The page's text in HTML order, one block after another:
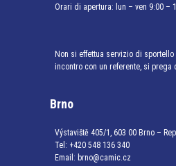
Orari di apertura: lun – ven 9:00 –
Non si effettua servizio di
incontro con un referente, si
Brno
Výstaviště 405/1, 603 00 Brno –
Tel: +420 548 136 340
Email: brno@camic.cz